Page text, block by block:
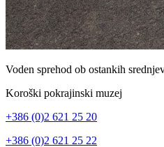
Voden sprehod ob ostankih
Koroški pokrajinski muzej
+386 (0)2 621 25 20
+386 (0)2 621 25 22